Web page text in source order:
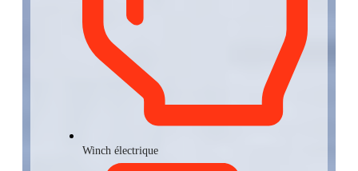
Winch électrique